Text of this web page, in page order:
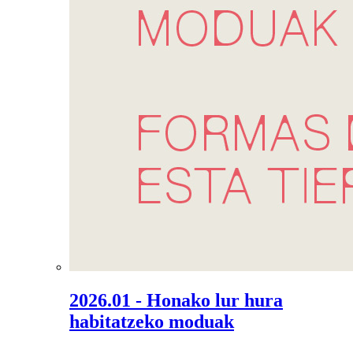
2026.01 - Honako lur hura
habitatzeko moduak